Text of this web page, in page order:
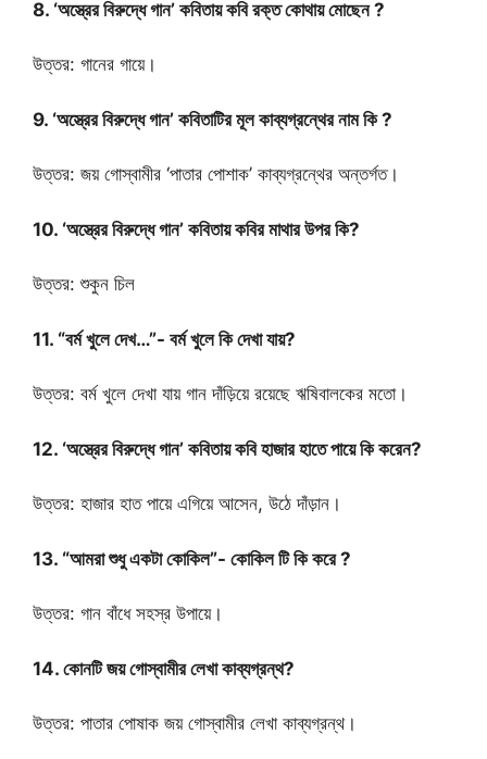
8. ‘অস্ত্রের বিরুদ্ধে গান’ কবিতায় কবি রক্ত কোথায় মোছেন ?
উত্তর: গানের গায়ে।
9. ‘অস্ত্রের বিরুদ্ধে গান’ কবিতাটির মূল কাব্যগ্রন্থের নাম কি ?
উত্তর: জয় গোস্বামীর ‘পাতার পোশাক’ কাব্যগ্রন্থের অন্তর্গত।
10. ‘অস্ত্রের বিরুদ্ধে গান’ কবিতায় কবির মাথার উপর কি?
উত্তর: শুকুন চিল
11. “বর্ম খুলে দেখ…”- বর্ম খুলে কি দেখা যায়?
উত্তর: বর্ম খুলে দেখা যায় গান দাঁড়িয়ে রয়েছে ঋষিবালকের মতো।
12. ‘অস্ত্রের বিরুদ্ধে গান’ কবিতায় কবি হাজার হাতে পায়ে কি করেন?
উত্তর: হাজার হাত পায়ে এগিয়ে আসেন, উঠে দাঁড়ান।
13. “আমরা শুধু একটা কোকিল”- কোকিল টি কি করে ?
উত্তর: গান বাঁধে সহস্র উপায়ে।
14. কোনটি জয় গোস্বামীর লেখা কাব্যগ্রন্থ?
উত্তর: পাতার পোষাক জয় গোস্বামীর লেখা কাব্যগ্রন্থ।